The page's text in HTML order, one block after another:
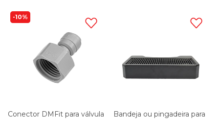
10%
Conector DMFit para válvula
Bandeja ou pingadeira para